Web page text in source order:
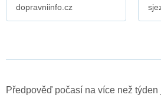
dopravniinfo.cz
Předpověď počasí na více než